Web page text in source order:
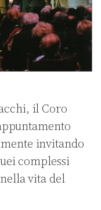
il Coro
invitando
complessi
vita del